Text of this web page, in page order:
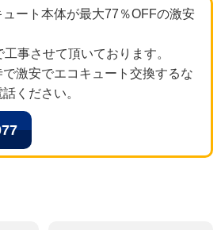
ート本体が最大77％OFFの激安
事させて頂いております。
激安でエコキュート交換するな
ください。